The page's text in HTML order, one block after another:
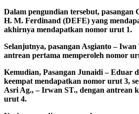
Dalam pengundian tersebut, pasangan
H. M. Ferdinand (DEFE) yang
akhirnya mendapatkan nomor urut 1.
Selanjutnya, pasangan Asgianto –
antrean pertama memperoleh nomor
Kemudian, Pasangan Junaidi – Eduar
keempat mendapatkan nomor urut 3,
Asri Ag., – Irwan ST., dengan antrean
urut 4.